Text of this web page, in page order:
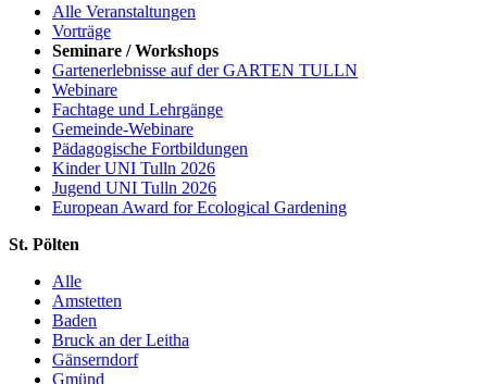
Alle Veranstaltungen
Vorträge
Seminare / Workshops
Gartenerlebnisse auf der GARTEN TULLN
Webinare
Fachtage und Lehrgänge
Gemeinde-Webinare
Pädagogische Fortbildungen
Kinder UNI Tulln 2026
Jugend UNI Tulln 2026
European Award for Ecological Gardening
St. Pölten
Alle
Amstetten
Baden
Bruck an der Leitha
Gänserndorf
Gmünd